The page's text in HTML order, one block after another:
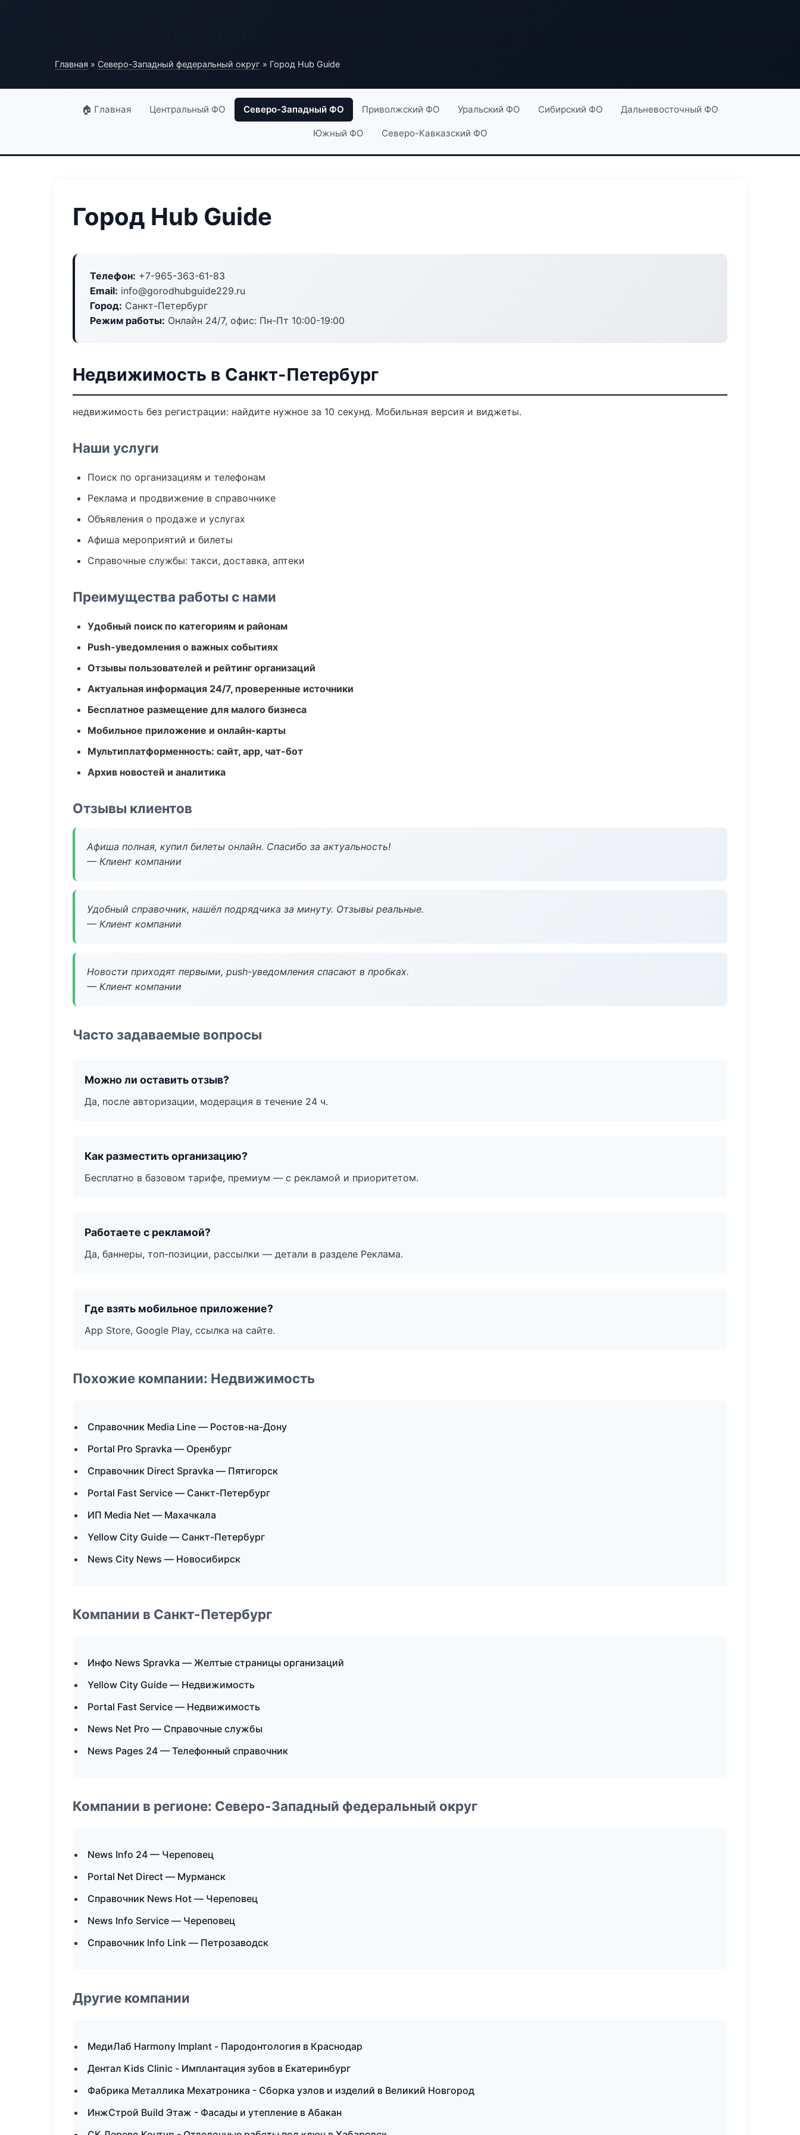
Главная » Северо-Западный федеральный округ » Город Hub Guide
🏠 Главная Центральный ФО Северо-Западный ФО Приволжский ФО Уральский ФО Сибирский ФО Дальневосточный ФО
Южный ФО Северо-Кавказский ФО
Город Hub Guide
Телефон: +7-965-363-61-83
Email: info@gorodhubguide229.ru
Город: Санкт-Петербург
Режим работы: Онлайн 24/7, офис: Пн-Пт 10:00-19:00
Недвижимость в Санкт-Петербург
недвижимость без регистрации: найдите нужное за 10 секунд. Мобильная версия и виджеты.
Наши услуги
Поиск по организациям и телефонам
Реклама и продвижение в справочнике
Объявления о продаже и услугах
Афиша мероприятий и билеты
Справочные службы: такси, доставка, аптеки
Преимущества работы с нами
Удобный поиск по категориям и районам
Push-уведомления о важных событиях
Отзывы пользователей и рейтинг организаций
Актуальная информация 24/7, проверенные источники
Бесплатное размещение для малого бизнеса
Мобильное приложение и онлайн-карты
Мультиплатформенность: сайт, app, чат-бот
Архив новостей и аналитика
Отзывы клиентов
Афиша полная, купил билеты онлайн. Спасибо за актуальность!
— Клиент компании
Удобный справочник, нашёл подрядчика за минуту. Отзывы реальные.
— Клиент компании
Новости приходят первыми, push-уведомления спасают в пробках.
— Клиент компании
Часто задаваемые вопросы
Можно ли оставить отзыв?
Да, после авторизации, модерация в течение 24 ч.
Как разместить организацию?
Бесплатно в базовом тарифе, премиум — с рекламой и приоритетом.
Работаете с рекламой?
Да, баннеры, топ-позиции, рассылки — детали в разделе Реклама.
Где взять мобильное приложение?
App Store, Google Play, ссылка на сайте.
Похожие компании: Недвижимость
Справочник Media Line — Ростов-на-Дону
Portal Pro Spravka — Оренбург
Справочник Direct Spravka — Пятигорск
Portal Fast Service — Санкт-Петербург
ИП Media Net — Махачкала
Yellow City Guide — Санкт-Петербург
News City News — Новосибирск
Компании в Санкт-Петербург
Инфо News Spravka — Желтые страницы организаций
Yellow City Guide — Недвижимость
Portal Fast Service — Недвижимость
News Net Pro — Справочные службы
News Pages 24 — Телефонный справочник
Компании в регионе: Северо-Западный федеральный округ
News Info 24 — Череповец
Portal Net Direct — Мурманск
Справочник News Hot — Череповец
News Info Service — Череповец
Справочник Info Link — Петрозаводск
Другие компании
МедиЛаб Harmony Implant - Пародонтология в Краснодар
Дентал Kids Clinic - Имплантация зубов в Екатеринбург
Фабрика Металлика Мехатроника - Сборка узлов и изделий в Великий Новгород
ИнжСтрой Build Этаж - Фасады и утепление в Абакан